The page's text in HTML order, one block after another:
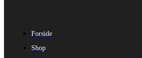
Forside
Shop